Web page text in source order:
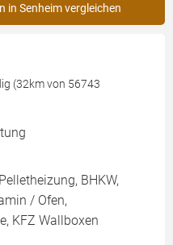
in Senheim vergleichen
(32km von 56743
BHKW,
/ Ofen,
KFZ Wallboxen